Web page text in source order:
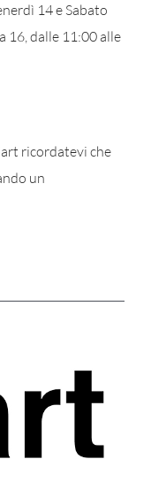
14 e Sabato
16, dalle 11:00 alle
ricordatevi che
un